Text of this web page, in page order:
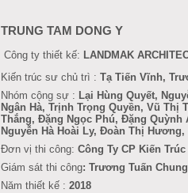
TRUNG TAM DONG Y
Công ty thiết kế: LANDMAK
Kiến trúc sư chủ trì : Tạ Tiến Vĩnh,
Nhóm cộng sự : Lại Hùng Quyết,
Ngân Hà, Trịnh Trọng Quyền, Vũ Thị
Thắng, Đặng Ngọc Phú, Đặng Quỳnh
Nguyễn Hà Hoài Ly, Đoàn Thị Hương,
Đơn vị thi công: Công Ty CP Kiến Trúc
Giám sát thi công: Trương Tuấn
Năm thiết kế : 2018